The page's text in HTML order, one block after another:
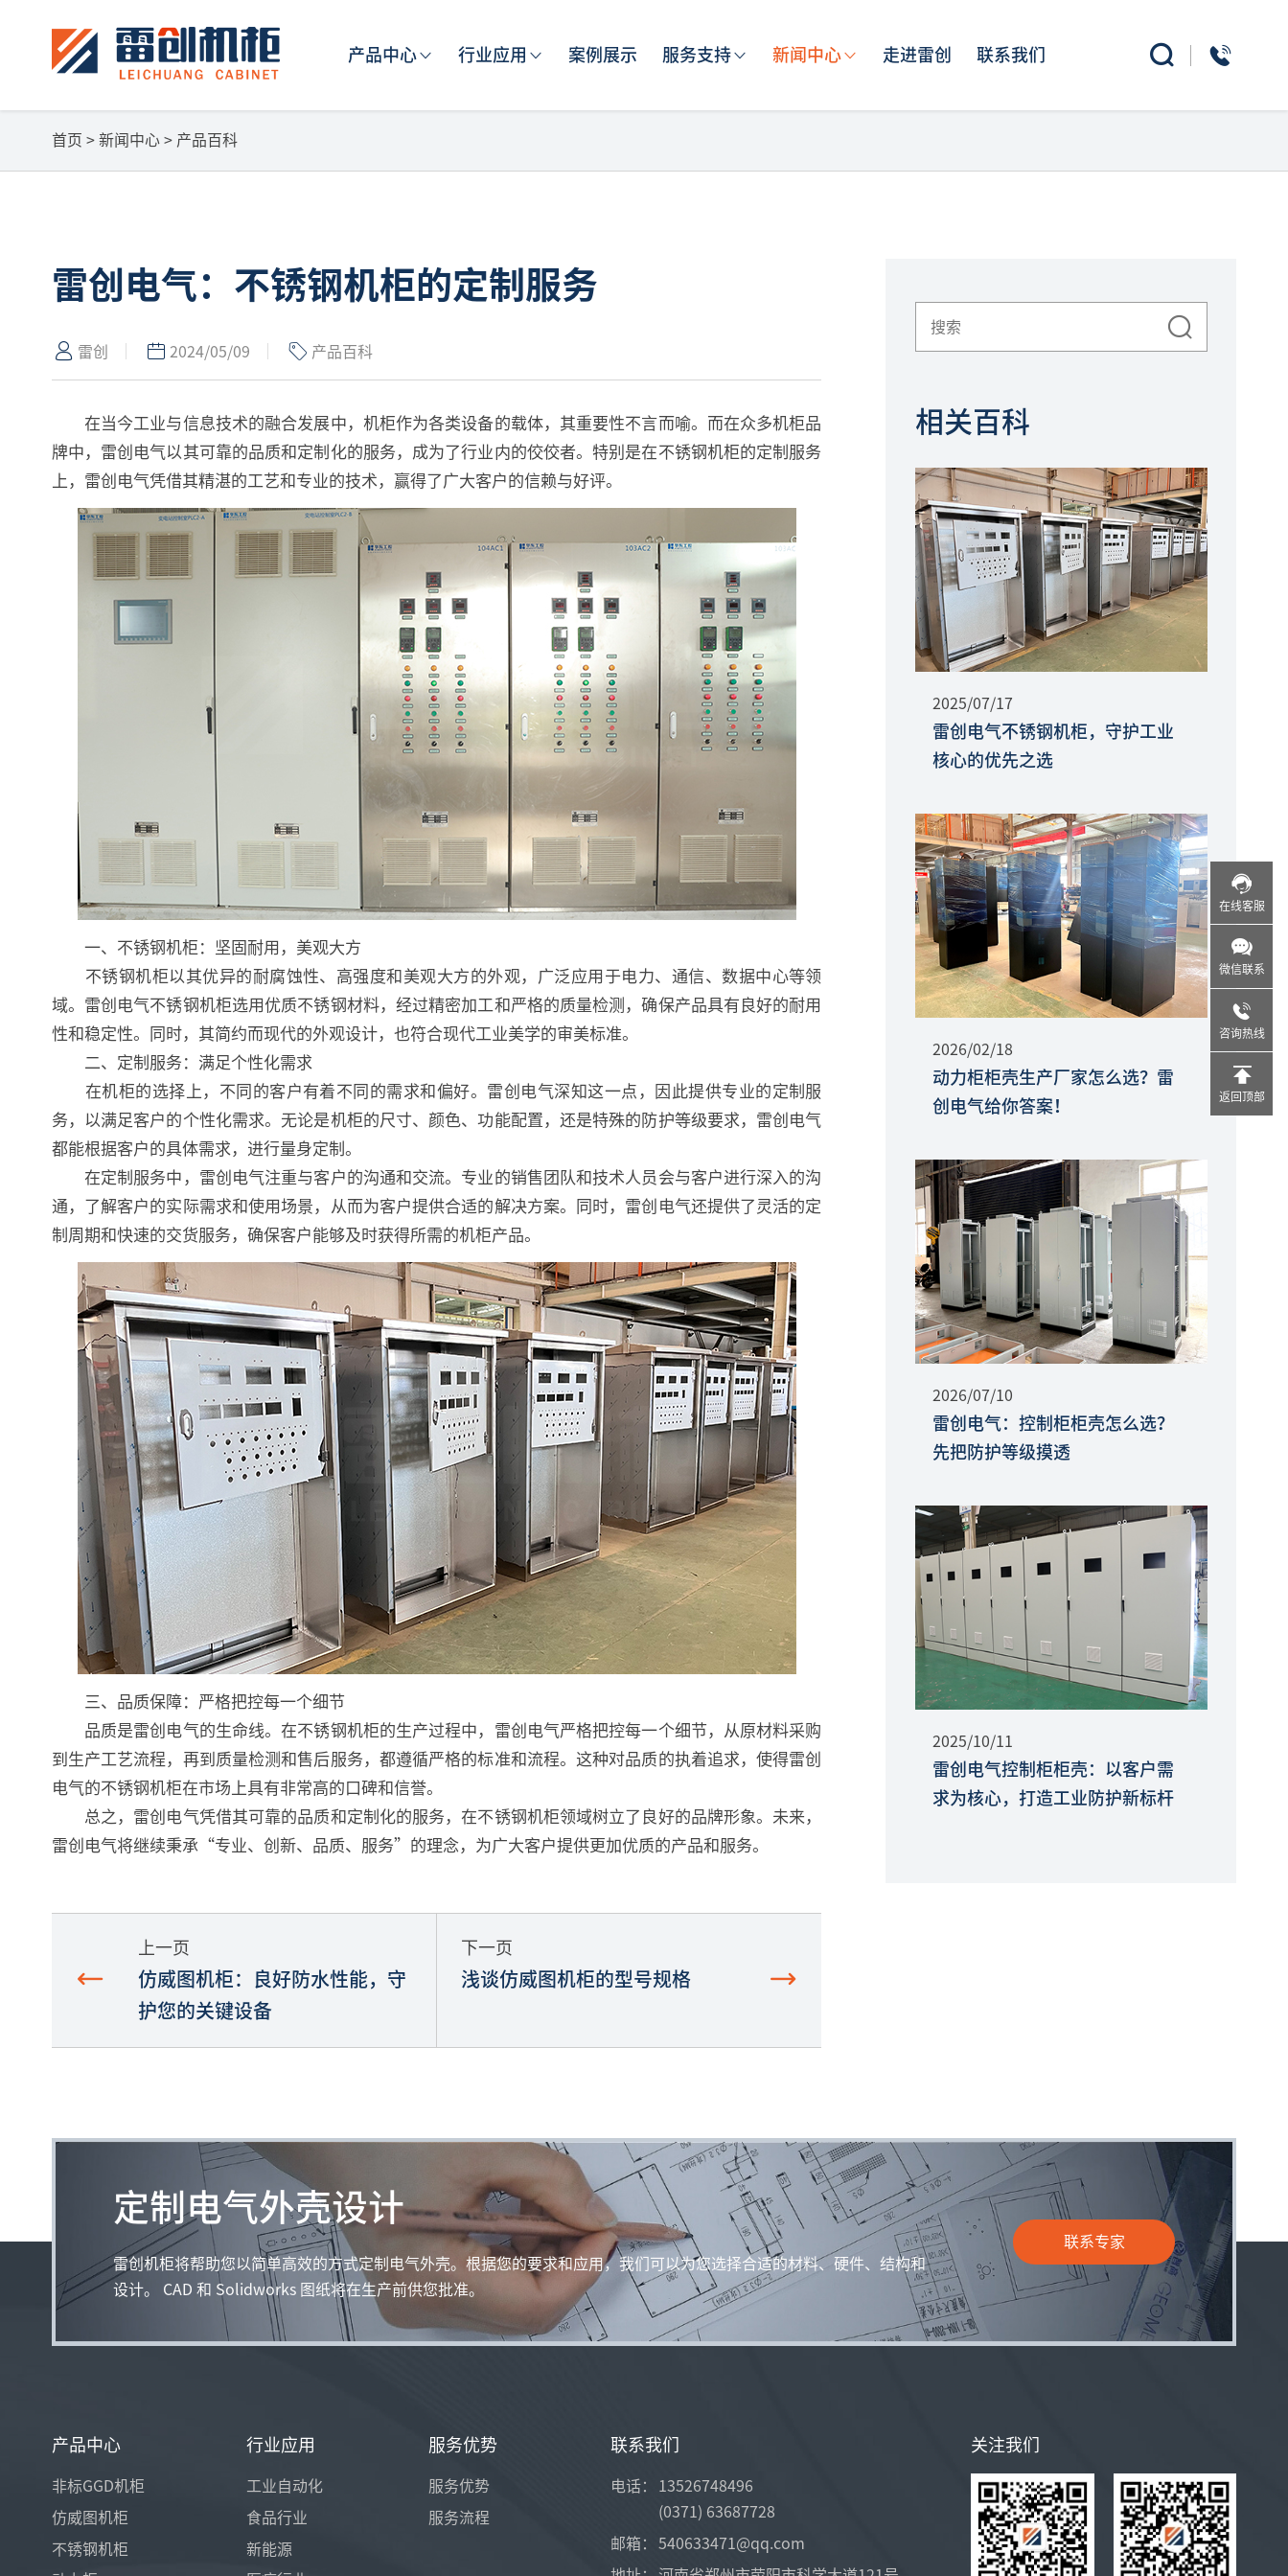
产品中心 行业应用 案例展示 服务支持 新闻中心 走进雷创 联系我们
首页 > 新闻中心> 产品百科
雷创电气：不锈钢机柜的定制服务
雷创 2024/05/09 产品百科
在当今工业与信息技术的融合发展中，机柜作为各类设备的载体，其重要性不言而喻。而在众多机柜品
牌中，雷创电气以其可靠的品质和定制化的服务，成为了行业内的佼佼者。特别是在不锈钢机柜的定制服务
上，雷创电气凭借其精湛的工艺和专业的技术，赢得了广大客户的信赖与好评。
一、不锈钢机柜：坚固耐用，美观大方
不锈钢机柜以其优异的耐腐蚀性、高强度和美观大方的外观，广泛应用于电力、通信、数据中心等领
域。雷创电气不锈钢机柜选用优质不锈钢材料，经过精密加工和严格的质量检测，确保产品具有良好的耐用
性和稳定性。同时，其简约而现代的外观设计，也符合现代工业美学的审美标准。
二、定制服务：满足个性化需求
在机柜的选择上，不同的客户有着不同的需求和偏好。雷创电气深知这一点，因此提供专业的定制服
务，以满足客户的个性化需求。无论是机柜的尺寸、颜色、功能配置，还是特殊的防护等级要求，雷创电气
都能根据客户的具体需求，进行量身定制。
在定制服务中，雷创电气注重与客户的沟通和交流。专业的销售团队和技术人员会与客户进行深入的沟
通，了解客户的实际需求和使用场景，从而为客户提供合适的解决方案。同时，雷创电气还提供了灵活的定
制周期和快速的交货服务，确保客户能够及时获得所需的机柜产品。
三、品质保障：严格把控每一个细节
品质是雷创电气的生命线。在不锈钢机柜的生产过程中，雷创电气严格把控每一个细节，从原材料采购
到生产工艺流程，再到质量检测和售后服务，都遵循严格的标准和流程。这种对品质的执着追求，使得雷创
电气的不锈钢机柜在市场上具有非常高的口碑和信誉。
总之，雷创电气凭借其可靠的品质和定制化的服务，在不锈钢机柜领域树立了良好的品牌形象。未来，
雷创电气将继续秉承“专业、创新、品质、服务”的理念，为广大客户提供更加优质的产品和服务。
上一页
仿威图机柜：良好防水性能，守
护您的关键设备
下一页
浅谈仿威图机柜的型号规格
相关百科
2025/07/17
雷创电气不锈钢机柜，守护工业
核心的优先之选
2026/02/18
动力柜柜壳生产厂家怎么选？雷
创电气给你答案！
2026/07/10
雷创电气：控制柜柜壳怎么选？
先把防护等级摸透
2025/10/11
雷创电气控制柜柜壳：以客户需
求为核心，打造工业防护新标杆
定制电气外壳设计
雷创机柜将帮助您以简单高效的方式定制电气外壳。根据您的要求和应用，我们可以为您选择合适的材料、硬件、结构和
设计。 CAD 和 Solidworks 图纸将在生产前供您批准。
联系专家
产品中心
非标GGD机柜
仿威图机柜
不锈钢机柜
行业应用
工业自动化
食品行业
新能源
服务优势
服务优势
服务流程
联系我们
电话：
13526748496
(0371) 63687728
邮箱： 540633471@qq.com
关注我们
在线客服
微信联系
咨询热线
返回顶部